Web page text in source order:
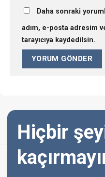
Daha sonraki
adım, e-posta adresim
tarayıcıya kaydedilsin.
Hiçbir